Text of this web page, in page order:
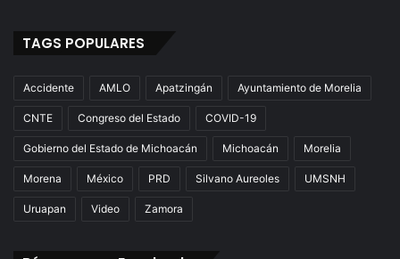
TAGS POPULARES
Accidente AMLO Apatzingán Ayuntamiento de Morelia
CNTE Congreso del Estado COVID-19
Gobierno del Estado de Michoacán Michoacán Morelia
Morena México PRD Silvano Aureoles UMSNH
Uruapan Video Zamora